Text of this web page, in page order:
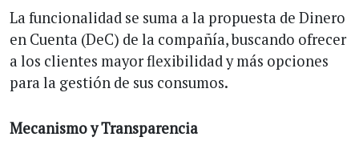
La funcionalidad se suma a la propuesta de Dinero
en Cuenta (DeC) de la compañía, buscando ofrecer
a los clientes mayor flexibilidad y más opciones
para la gestión de sus consumos.
Mecanismo y Transparencia